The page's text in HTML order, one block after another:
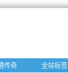
传奇 全站标签